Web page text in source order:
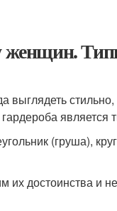
выглядеть
является
(груша),
их достоинства и